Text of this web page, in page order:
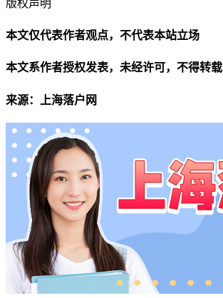
版权声明
本文仅代表作者观点，不代表本站立场
本文系作者授权发表，未经许可，不得转载
来源：上海落户网